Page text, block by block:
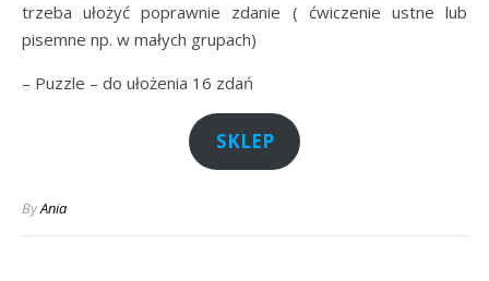
trzeba ułożyć poprawnie zdanie ( ćwiczenie ustne lub
pisemne np. w małych grupach)
– Puzzle – do ułożenia 16 zdań
SKLEP
ByAnia